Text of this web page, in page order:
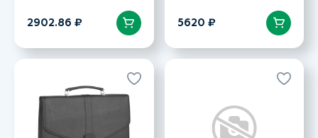
2902.86 ₽В корзину 5620 ₽В корзину
Портфель, черный
Артикул 1741
5999 ₽
Портфель Эксперт S.Babila,
коричневый
Артикул 58345
6832.16 ₽